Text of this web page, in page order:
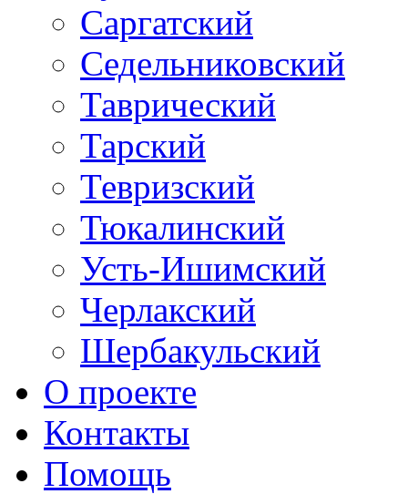
Саргатский
Седельниковский
Таврический
Тарский
Тевризский
Тюкалинский
Усть-Ишимский
Черлакский
Шербакульский
О проекте
Контакты
Помощь